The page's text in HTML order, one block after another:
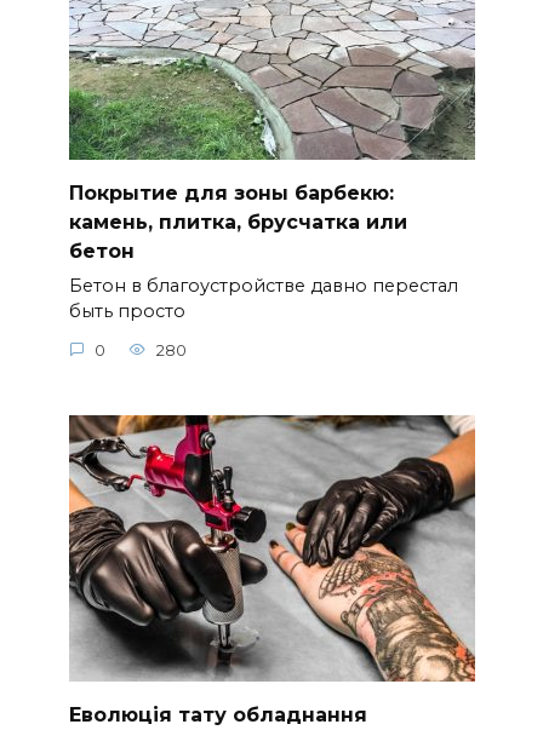
Покрытие для зоны барбекю:
камень, плитка, брусчатка или
бетон
Бетон в благоустройстве давно перестал
быть просто
0 280
Еволюція тату обладнання